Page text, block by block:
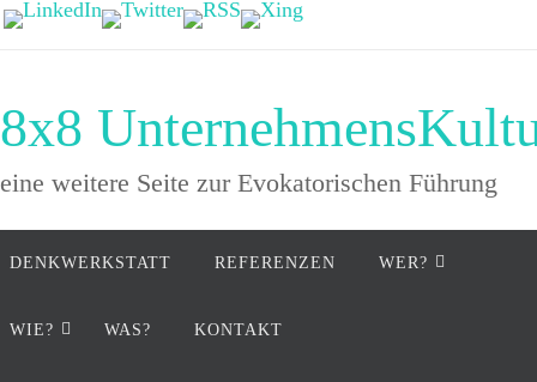
Zum
8x8
eine weitere Seite zur Evokatorischen Führung
Inhalt
DENKWERKSTATT REFERENZEN WER?
WIE? WAS? KONTAKT